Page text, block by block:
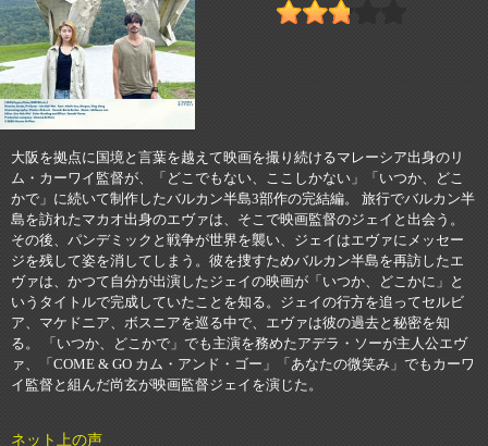
大阪を拠点に国境と言葉を越えて映画を撮り続けるマレーシア出身のリ
ム・カーワイ監督が、「どこでもない、ここしかない」「いつか、どこ
かで」に続いて制作したバルカン半島3部作の完結編。 旅行でバルカン半
島を訪れたマカオ出身のエヴァは、そこで映画監督のジェイと出会う。
その後、パンデミックと戦争が世界を襲い、ジェイはエヴァにメッセー
ジを残して姿を消してしまう。彼を捜すためバルカン半島を再訪したエ
ヴァは、かつて自分が出演したジェイの映画が「いつか、どこかに」と
いうタイトルで完成していたことを知る。ジェイの行方を追ってセルビ
ア、マケドニア、ボスニアを巡る中で、エヴァは彼の過去と秘密を知
る。 「いつか、どこかで」でも主演を務めたアデラ・ソーが主人公エヴ
ァ、「COME & GO カム・アンド・ゴー」「あなたの微笑み」でもカーワ
イ監督と組んだ尚玄が映画監督ジェイを演じた。
ネット上の声